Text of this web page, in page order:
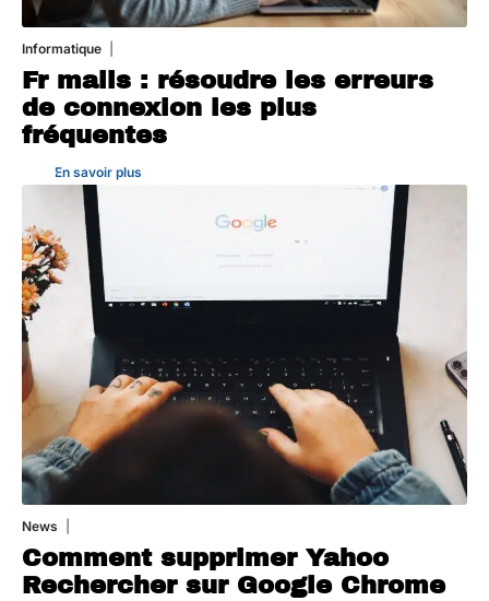
Informatique
Fr mails : résoudre les erreurs
de connexion les plus
fréquentes
En savoir plus
News
Comment supprimer Yahoo
Rechercher sur Google Chrome